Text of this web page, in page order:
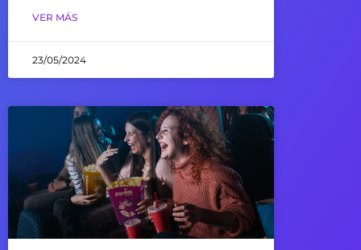
VER MÁS
23/05/2024